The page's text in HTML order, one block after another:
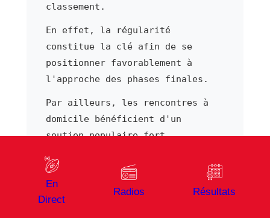
classement.
En effet, la régularité
constitue la clé afin de se
positionner favorablement à
l'approche des phases finales.
Par ailleurs, les rencontres à
domicile bénéficient d'un
soutien populaire fort.
Par ailleurs, chaque déplacement
s'aborde avec l'ambition d'y
ramener des points, ce qui
En
Direct
Radios Résultats